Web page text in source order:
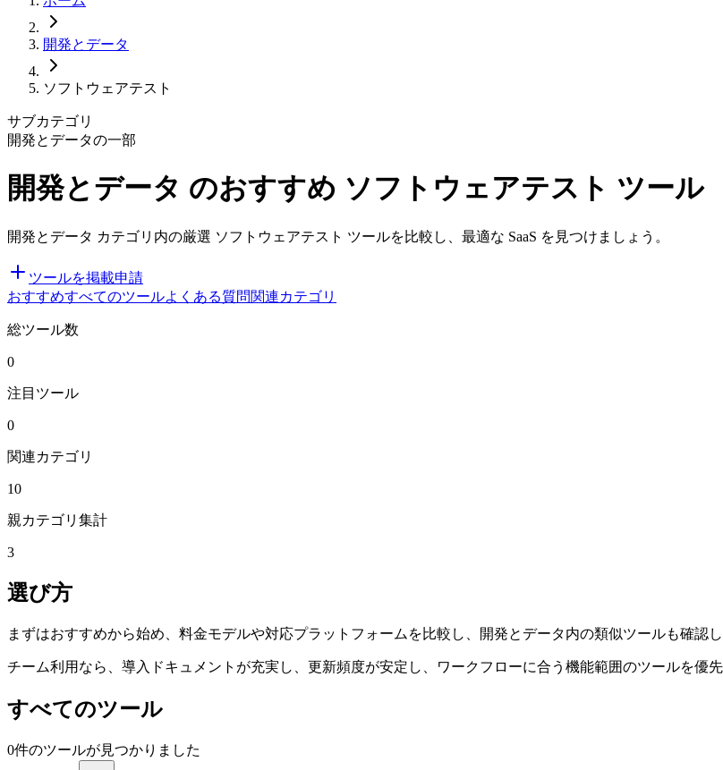
開発とデータ
ソフトウェアテスト
サブカテゴリ
開発とデータの一部
開発とデータ のおすすめ ソフトウェアテスト ツール
開発とデータ カテゴリ内の厳選 ソフトウェアテスト ツールを比較し、最適な SaaS を見つけましょう。
ツールを掲載申請
おすすめすべてのツールよくある質問関連カテゴリ
総ツール数
0
注目ツール
0
関連カテゴリ
10
親カテゴリ集計
3
選び方
まずはおすすめから始め、料金モデルや対応プラットフォームを比較し、開発とデータ内の類似ツールも確認
チーム利用なら、導入ドキュメントが充実し、更新頻度が安定し、ワークフローに合う機能範囲のツールを優先
すべてのツール
0件のツールが見つかりました